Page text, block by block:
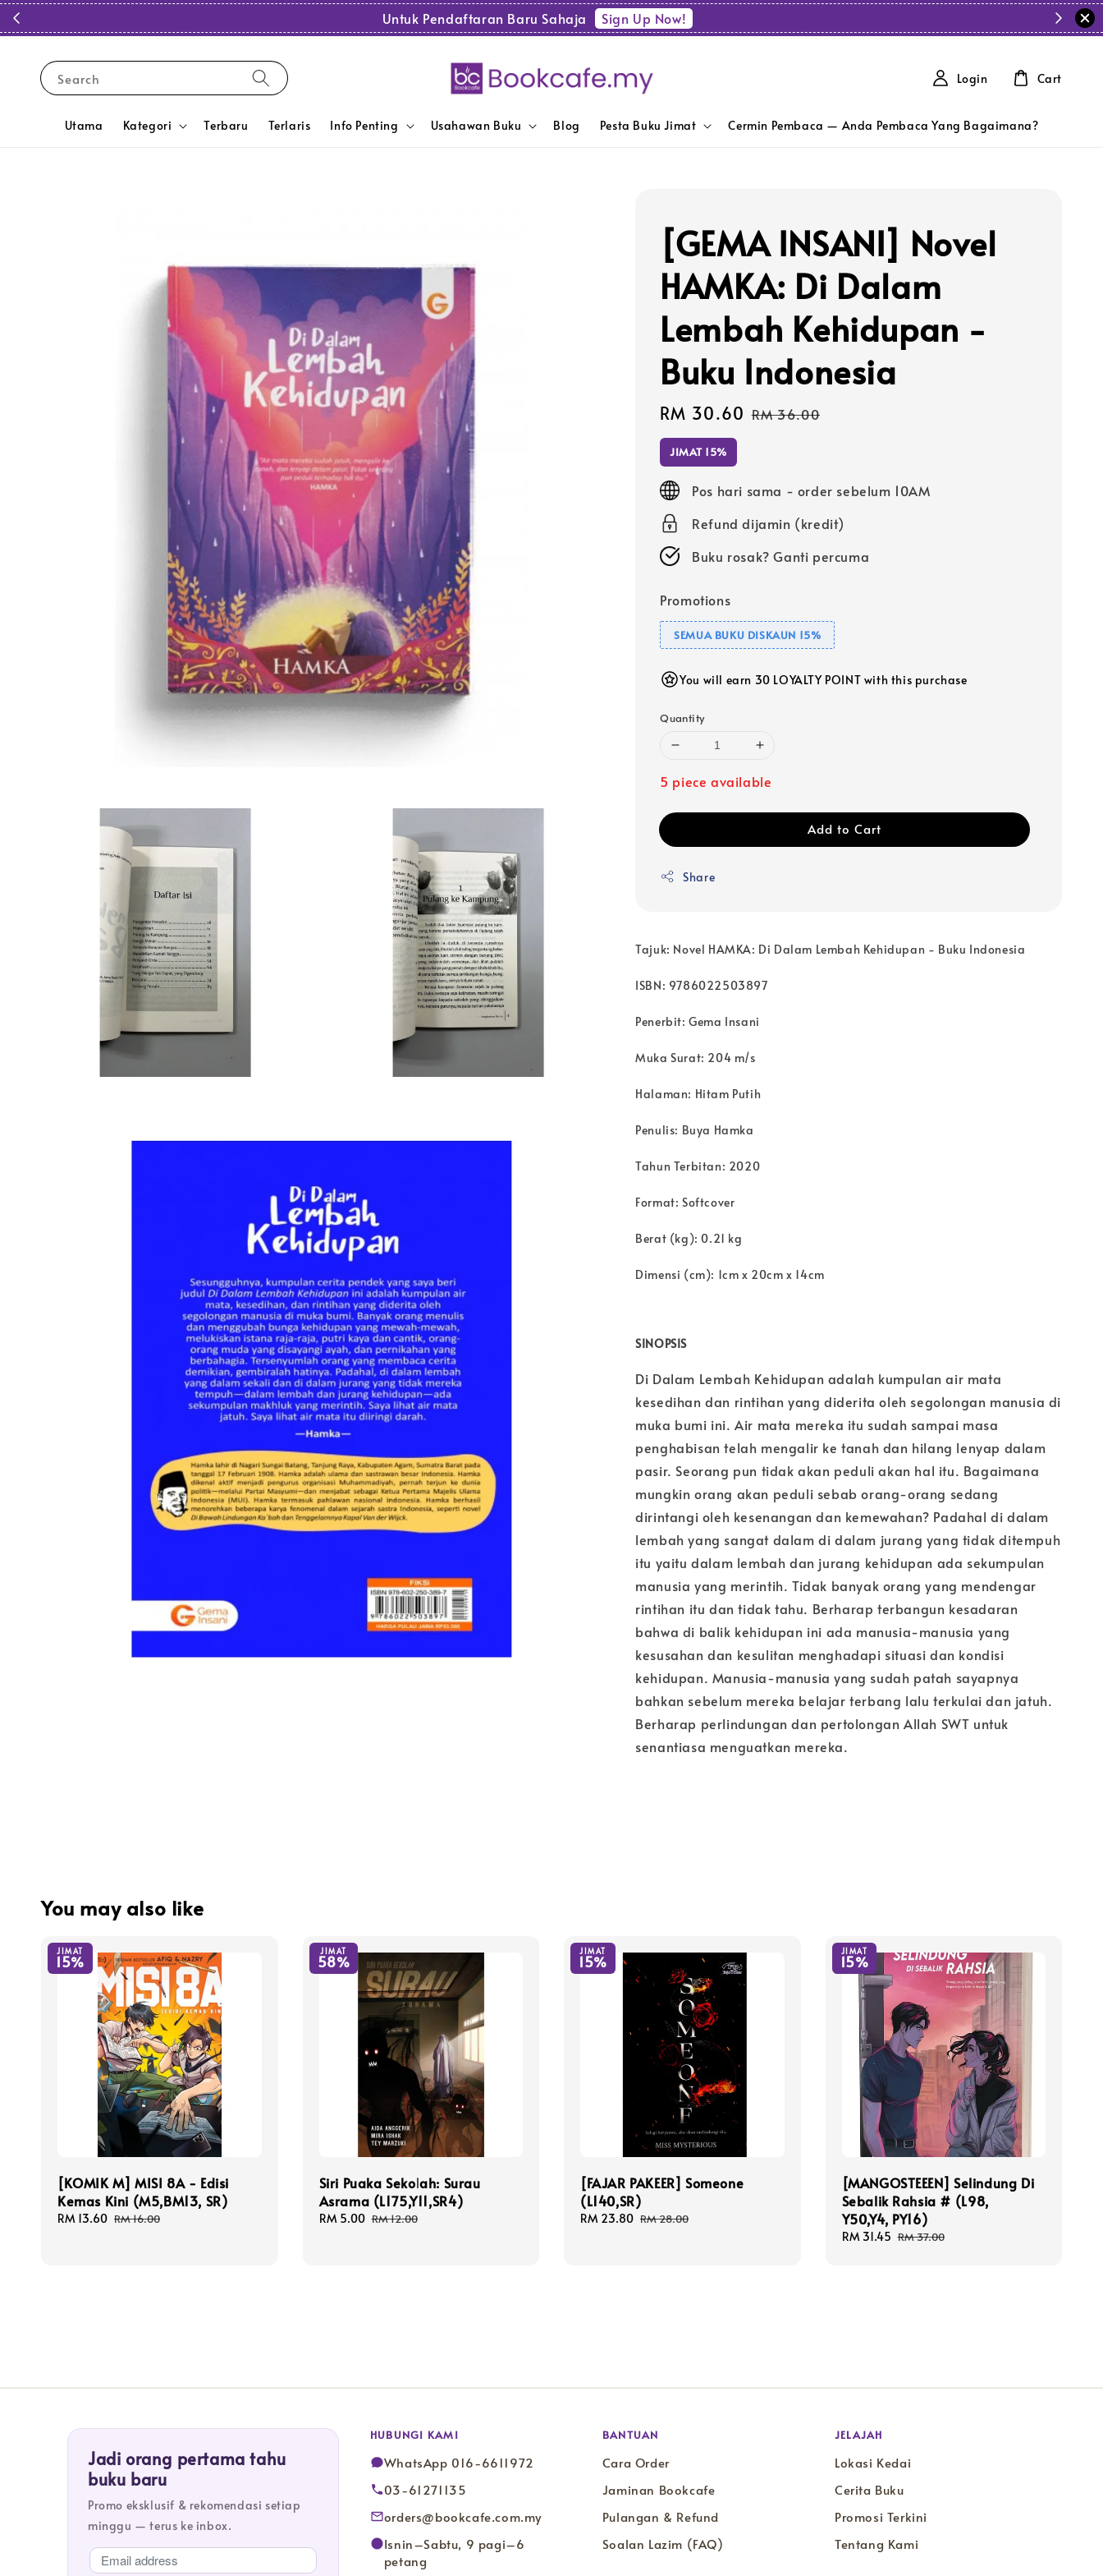
Untuk Pendaftaran Baru Sahaja Sign Up Now!
Search
Utama Kategori Terbaru Terlaris Info Penting Usahawan Buku Blog Pesta Buku Jimat Cermin Pembaca — Anda Pembaca Yang Bagaimana?
Login Cart
[GEMA INSANI] Novel
HAMKA: Di Dalam
Lembah Kehidupan -
Buku Indonesia
Sale
price
RM 30.60 Regular
RM 36.00
JIMAT 15%
Pos hari sama - order sebelum 10AM
Refund dijamin (kredit)
Buku rosak? Ganti percuma
Promotions
SEMUA BUKU DISKAUN 15%
You will earn 30 LOYALTY POINT with this purchase
Quantity
5 piece available
Add to Cart
Share
Tajuk: Novel HAMKA: Di Dalam Lembah Kehidupan - Buku Indonesia
ISBN: 9786022503897
Penerbit: Gema Insani
Muka Surat: 204 m/s
Halaman: Hitam Putih
Penulis: Buya Hamka
Tahun Terbitan: 2020
Format: Softcover
Berat (kg): 0.21 kg
Dimensi (cm): 1cm x 20cm x 14cm
SINOPSIS
Di Dalam Lembah Kehidupan adalah kumpulan air mata
kesedihan dan rintihan yang diderita oleh segolongan manusia di
muka bumi ini. Air mata mereka itu sudah sampai masa
penghabisan telah mengalir ke tanah dan hilang lenyap dalam
pasir. Seorang pun tidak akan peduli akan hal itu. Bagaimana
mungkin orang akan peduli sebab orang-orang sedang
dirintangi oleh kesenangan dan kemewahan? Padahal di dalam
lembah yang sangat dalam di dalam jurang yang tidak ditempuh
itu yaitu dalam lembah dan jurang kehidupan ada sekumpulan
manusia yang merintih. Tidak banyak orang yang mendengar
rintihan itu dan tidak tahu. Berharap terbangun kesadaran
bahwa di balik kehidupan ini ada manusia-manusia yang
kesusahan dan kesulitan menghadapi situasi dan kondisi
kehidupan. Manusia-manusia yang sudah patah sayapnya
bahkan sebelum mereka belajar terbang lalu terkulai dan jatuh.
Berharap perlindungan dan pertolongan Allah SWT untuk
senantiasa menguatkan mereka.
You may also like
JIMAT
15%
[KOMIK M] MISI 8A - Edisi
Kemas Kini (M5,BM13, SR)
Sale
RM 13.60 Regular
RM 16.00
JIMAT
58%
Siri Puaka Sekolah: Surau
Asrama (L175,Y11,SR4)
Sale
RM 5.00 Regular
RM 12.00
JIMAT
15%
[FAJAR PAKEER] Someone
(L140,SR)
Sale
RM 23.80 Regular
RM 28.00
JIMAT
15%
[MANGOSTEEEN] Selindung Di
Sebalik Rahsia # (L98,
Y50,Y4, PY16)
Sale
RM 31.45 Regular
RM 37.00
Jadi orang pertama tahu
buku baru
Promo eksklusif & rekomendasi setiap
minggu — terus ke inbox.
HUBUNGI KAMI
WhatsApp 016-6611972
03-61271135
orders@bookcafe.com.my
Isnin–Sabtu, 9 pagi–6
petang
BANTUAN
Cara Order
Jaminan Bookcafe
Pulangan & Refund
Soalan Lazim (FAQ)
JELAJAH
Lokasi Kedai
Cerita Buku
Promosi Terkini
Tentang Kami